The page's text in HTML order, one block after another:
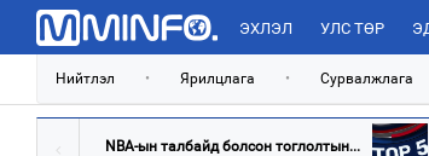
ЭХЛЭЛ УЛС ТӨР
Нийтлэл • Ярилцлага • Сурвалжлага
NBA-ын талбайд болсон тоглолтын...